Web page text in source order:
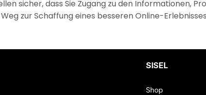
sicher, dass Sie Zugang zu den Informationen,
zur Schaffung eines besseren Online-
SISEL
Shop